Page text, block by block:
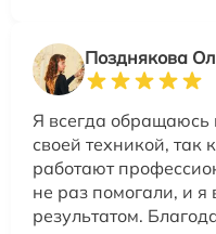
Позднякова
Я всегда обращаюсь
своей техникой, так
работают
не раз помогали, и я
результатом.